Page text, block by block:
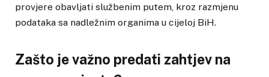
provjere obavljati službenim putem, kroz razmjenu
podataka sa nadležnim organima u cijeloj BiH.
Zašto je važno predati zahtjev na